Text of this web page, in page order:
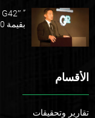
بقيمة 10 مليارات دولار للتكنولوجيا
الأقسام
تقارير وتحقيقات